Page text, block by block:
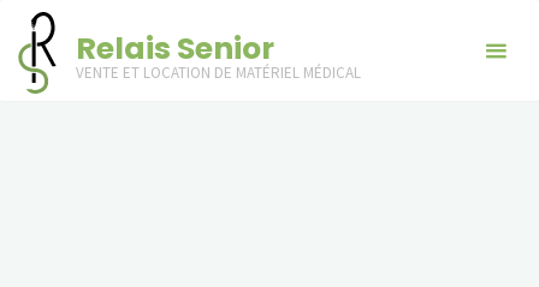
content
Relais Senior
VENTE ET LOCATION DE MATÉRIEL MÉDICAL